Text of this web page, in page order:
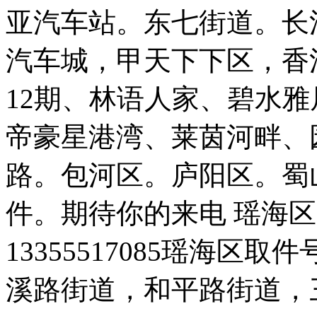
亚汽车站。东七街道。
汽车城，甲天下下区，
12期、林语人家、碧水
帝豪星港湾、莱茵河畔
路。包河区。庐阳区。
件。期待你的来电 瑶海
13355517085瑶海区取件
溪路街道，和平路街道